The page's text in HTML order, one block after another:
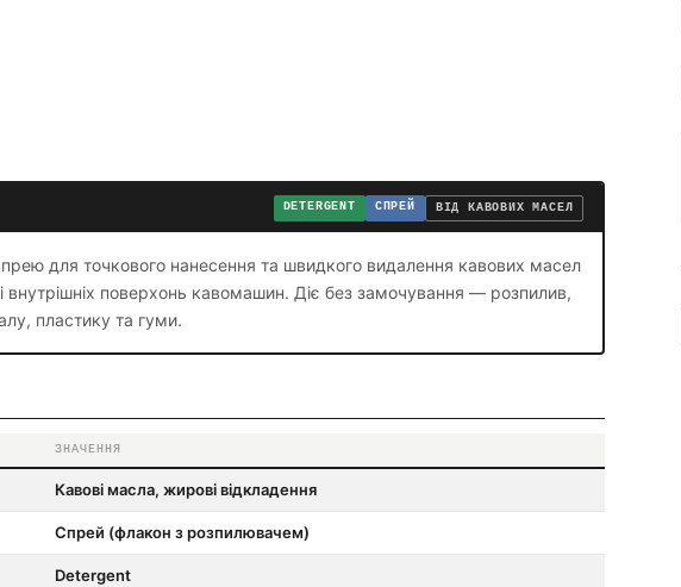
DETERGENT СПРЕЙ ВІД КАВОВИХ МАСЕЛ
для точкового нанесення та швидкого видалення кавових масел
внутрішніх поверхонь кавомашин. Діє без замочування — розпилив,
пластику та гуми.
ЗНАЧЕННЯ
Кавові масла, жирові відкладення
Спрей (флакон з розпилювачем)
Detergent